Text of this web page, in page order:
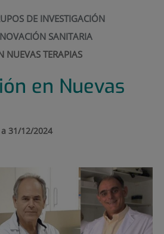
DE INVESTIGACIÓN
SANITARIA
NUEVAS TERAPIAS
en Nuevas
31/12/2024